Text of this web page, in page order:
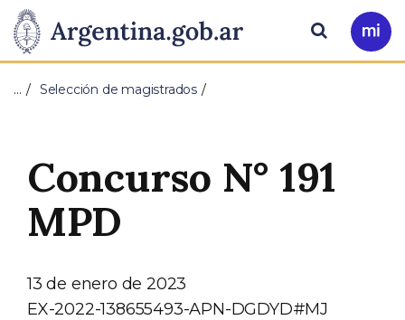
Presidencia
de
Nación
Pasar al contenido principal
Ir
a
Buscar
… Selección de magistrados
Concurso N° 191
MPD
13 de enero de 2023
EX-2022-138655493-APN-DGDYD#MJ